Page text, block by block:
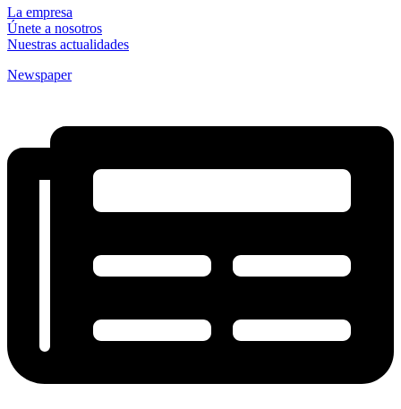
La empresa
Únete a nosotros
Nuestras actualidades
Newspaper